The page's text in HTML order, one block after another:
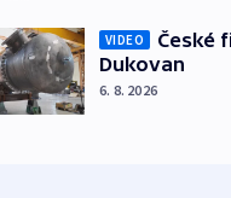
VIDEO
České
Dukovan
6. 8. 2026